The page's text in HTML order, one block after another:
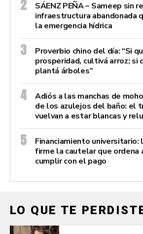
SÁENZ PEÑA – Sameep sin
infraestructura abandonada
la emergencia hídrica
Proverbio chino del día: “Si
prosperidad, cultivá arroz; si
plantá árboles”
Adiós a las manchas de
de los azulejos del baño: el
vuelvan a estar blancas y
Financiamiento universitario:
firme la cautelar que ordena
cumplir con el pago
LO QUE TE